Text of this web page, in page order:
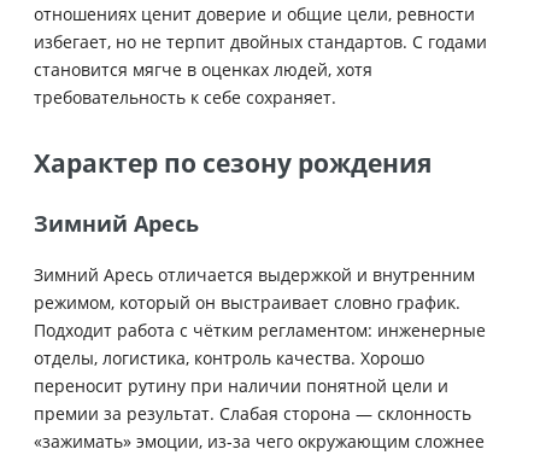
отношениях ценит доверие и общие цели, ревности
избегает, но не терпит двойных стандартов. С годами
становится мягче в оценках людей, хотя
требовательность к себе сохраняет.
Характер по сезону рождения
Зимний Аресь
Зимний Аресь отличается выдержкой и внутренним
режимом, который он выстраивает словно график.
Подходит работа с чётким регламентом: инженерные
отделы, логистика, контроль качества. Хорошо
переносит рутину при наличии понятной цели и
премии за результат. Слабая сторона — склонность
«зажимать» эмоции, из-за чего окружающим сложнее